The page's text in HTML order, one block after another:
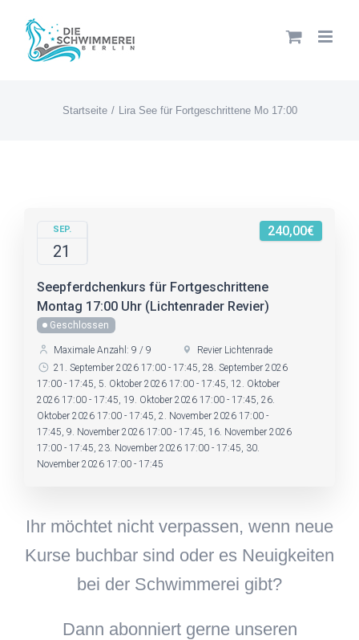
Zum
Inhalt
Startseite Lira See für Fortgeschrittene Mo 17:00
SEP.
21
Seepferdchenkurs für Fortgeschrittene
Montag 17:00 Uhr (Lichtenrader Revier)
Geschlossen
Maximale Anzahl: 9 / 9
Revier Lichtenrade
21. September 2026 17:00 - 17:45, 28. September 2026
17:00 - 17:45, 5. Oktober 2026 17:00 - 17:45, 12. Oktober
2026 17:00 - 17:45, 19. Oktober 2026 17:00 - 17:45, 26.
Oktober 2026 17:00 - 17:45, 2. November 2026 17:00 -
17:45, 9. November 2026 17:00 - 17:45, 16. November 2026
17:00 - 17:45, 23. November 2026 17:00 - 17:45, 30.
November 2026 17:00 - 17:45
240,00€
Ihr möchtet nicht verpassen, wenn neue
Kurse buchbar sind oder es Neuigkeiten
bei der Schwimmerei gibt?
Dann abonniert gerne unseren